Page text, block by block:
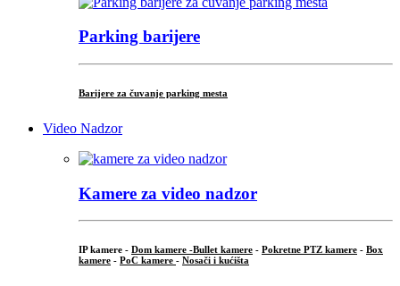
Parking barijere
Barijere za čuvanje parking mesta
Video Nadzor
Kamere za video nadzor
IP kamere - Dom kamere -Bullet kamere - Pokretne PTZ kamere - Box
kamere - PoC kamere - Nosači i kućišta